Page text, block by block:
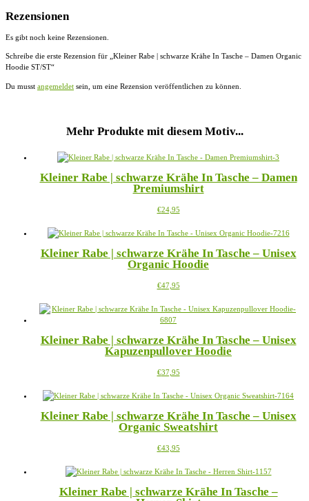
Rezensionen
Es gibt noch keine Rezensionen.
Schreibe die erste Rezension für „Kleiner Rabe | schwarze Krähe In Tasche – Damen Organic
Hoodie ST/ST“
Du musst angemeldet sein, um eine Rezension veröffentlichen zu können.
Mehr Produkte mit diesem Motiv...
Kleiner Rabe | schwarze Krähe In Tasche – Damen
Premiumshirt
€24,95Dieses
weist
Varianten
auf.
Optionen
auf
gewählt
werden
Kleiner Rabe | schwarze Krähe In Tasche – Unisex
Organic Hoodie
€47,95Dieses
weist
auf.
Die
können
der
gewählt
werden
Kleiner Rabe | schwarze Krähe In Tasche – Unisex
Kapuzenpullover Hoodie
€37,95Dieses
weist
Varianten
auf.
Optionen
auf
Produktseite
Kleiner Rabe | schwarze Krähe In Tasche – Unisex
Organic Sweatshirt
€43,95Dieses
weist
Varianten
Kleiner Rabe | schwarze Krähe In Tasche –